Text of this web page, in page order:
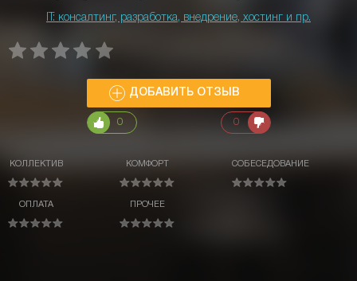
IT: консалтинг, разработка, внедрение, хостинг и пр.
ДОБАВИТЬ ОТЗЫВ
0 0
КОЛЛЕКТИВ
ОПЛАТА
КОМФОРТ
ПРОЧЕЕ
СОБЕСЕДОВАНИЕ